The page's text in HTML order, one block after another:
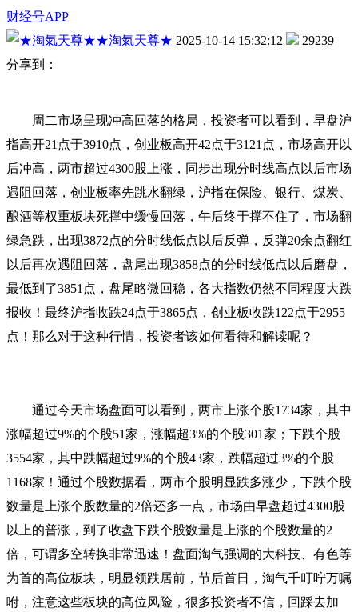
财经号APP
★淘氣天尊★ 2025-10-14 15:32:12
29239
分享到：
周二市场呈现冲高回落的格局，投资者可以看到，早盘沪
指高开21点于3910点，创业板高开42点于3121点，市场高开以
后冲高，两市超过4300股上涨，同步出现分时线高点以后市场
遇阻回落，创业板率先跳水翻绿，沪指在保险、银行、煤炭、
酿酒等权重板块死撑中缓慢回落，午后终于撑不住了，市场翻
绿急跌，出现3872点的分时线低点以后反弹，反弹20余点翻红
以后再次遇阻回落，盘尾出现3858点的分时线低点以后磨盘，
最低到了3851点，盘尾略微回稳，各大指数仍然不同程度大跌
报收！最终沪指收跌24点于3865点，创业板收跌122点于2955
点！那么对于这种行情，投资者该如何看待和解读呢？
通过今天市场盘面可以看到，两市上涨个股1734家，其中
涨幅超过9%的个股51家，涨幅超3%的个股301家；下跌个股
3554家，其中跌幅超过9%的个股43家，跌幅超过3%的个股
1168家！通过个股数据看，两市个股明显跌多涨少，下跌个股
数量是上涨个股数量的2倍还多一点，市场由早盘超过4300股
以上的普涨，到了收盘下跌个股数量是上涨的个股数量的2
倍，可谓多空转换非常迅速！盘面淘气强调的大科技、有色等
为首的高位板块，明显领跌居前，节后首日，淘气千叮咛万嘱
咐，注意这些板块的高位风险，很多投资者不信，回踩去加